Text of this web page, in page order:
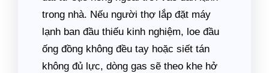
trong nhà. Nếu người thợ lắp đặt máy
lạnh ban đầu thiếu kinh nghiệm, loe đầu
ống đồng không đều tay hoặc siết tán
không đủ lực, dòng gas sẽ theo khe hở